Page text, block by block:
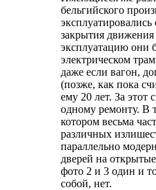
бельгийского
закрытия
эксплуатацию они
электрическом
даже если вагон,
(позже, как пока
ему 20 лет. За этот
одному ремонту. В
котором весьма
различных
параллельно
дверей на
фото 2 и 3 один и
собой, нет.